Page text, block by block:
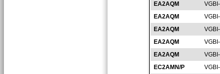
EA2AQM
EA2AQM
EA2AQM
EA2AQM
EA2AQM
EC2AMN/P